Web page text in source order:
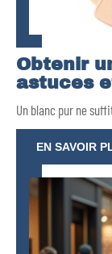
Obtenir
astuces
Un blanc pur ne
EN SAVOIR